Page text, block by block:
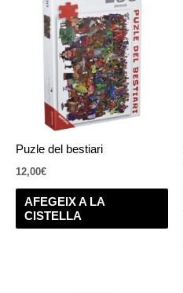
Puzle del bestiari
12,00€
AFEGEIX A LA
CISTELLA